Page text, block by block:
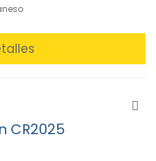
CR2025